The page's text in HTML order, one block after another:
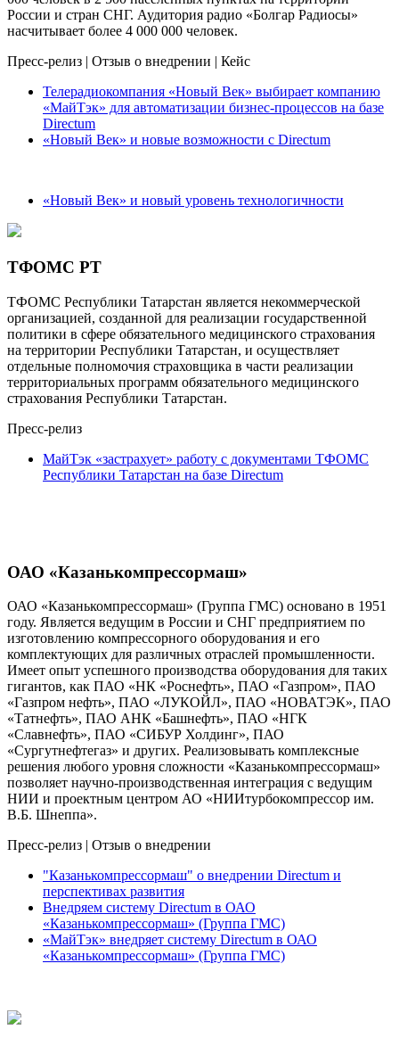
России и стран СНГ. Аудитория радио «Болгар Радиосы»
насчитывает более 4 000 000 человек.
Пресс-релиз | Отзыв о внедрении | Кейс
Телерадиокомпания «Новый Век» выбирает компанию
«МайТэк» для автоматизации бизнес-процессов на базе
Directum
«Новый Век» и новые возможности с Directum
«Новый Век» и новый уровень технологичности
ТФОМС РТ
ТФОМС Республики Татарстан является некоммерческой
организацией, созданной для реализации государственной
политики в сфере обязательного медицинского страхования
на территории Республики Татарстан, и осуществляет
отдельные полномочия страховщика в части реализации
территориальных программ обязательного медицинского
страхования Республики Татарстан.
Пресс-релиз
МайТэк «застрахует» работу с документами ТФОМС
Республики Татарстан на базе Directum
ОАО «Казанькомпрессормаш»
ОАО «Казанькомпрессормаш» (Группа ГМС) основано в 1951
году. Является ведущим в России и СНГ предприятием по
изготовлению компрессорного оборудования и его
комплектующих для различных отраслей промышленности.
Имеет опыт успешного производства оборудования для таких
гигантов, как ПАО «НК «Роснефть», ПАО «Газпром», ПАО
«Газпром нефть», ПАО «ЛУКОЙЛ», ПАО «НОВАТЭК», ПАО
«Татнефть», ПАО АНК «Башнефть», ПАО «НГК
«Славнефть», ПАО «СИБУР Холдинг», ПАО
«Сургутнефтегаз» и других. Реализовывать комплексные
решения любого уровня сложности «Казанькомпрессормаш»
позволяет научно-производственная интеграция с ведущим
НИИ и проектным центром АО «НИИтурбокомпрессор им.
В.Б. Шнеппа».
Пресс-релиз | Отзыв о внедрении
"Казанькомпрессормаш" о внедрении Directum и
перспективах развития
Внедряем систему Directum в ОАО
«Казанькомпрессормаш» (Группа ГМС)
«МайТэк» внедряет систему Directum в ОАО
«Казанькомпрессормаш» (Группа ГМС)